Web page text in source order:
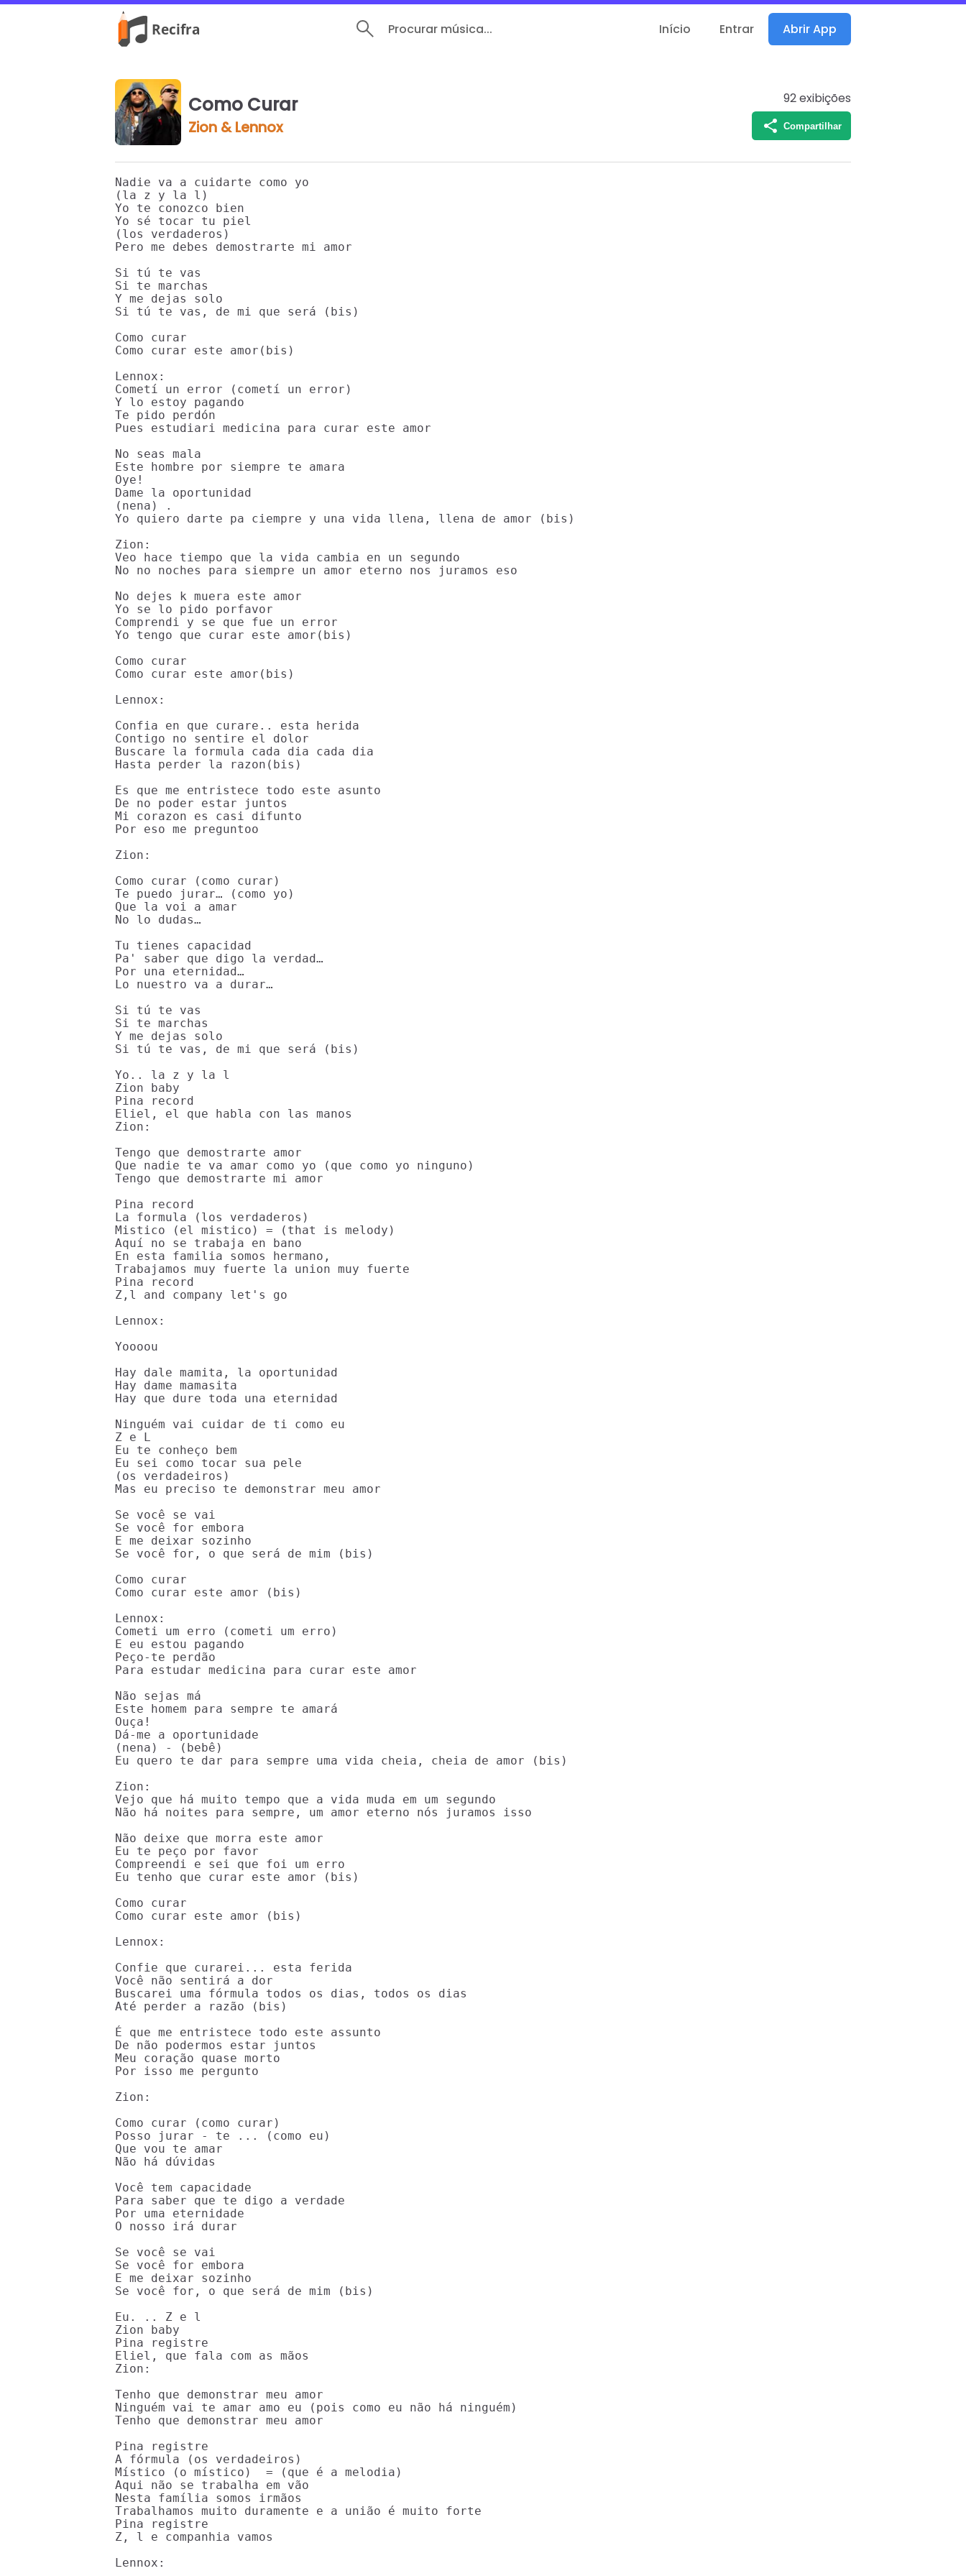
Procurar música... Início Entrar Abrir App
Como Curar
Zion & Lennox
92exibições
Compartilhar
Nadie va a cuidarte como yo
(la z y la l)
Yo te conozco bien
Yo sé tocar tu piel
(los verdaderos)
Pero me debes demostrarte mi amor
Si tú te vas
Si te marchas
Y me dejas solo
Si tú te vas, de mi que será (bis)
Como curar
Como curar este amor(bis)
Lennox:
Cometí un error (cometí un error)
Y lo estoy pagando
Te pido perdón
Pues estudiari medicina para curar este amor
No seas mala
Este hombre por siempre te amara
Oye!
Dame la oportunidad
(nena) .
Yo quiero darte pa ciempre y una vida llena, llena de amor (bis)
Zion:
Veo hace tiempo que la vida cambia en un segundo
No no noches para siempre un amor eterno nos juramos eso
No dejes k muera este amor
Yo se lo pido porfavor
Comprendi y se que fue un error
Yo tengo que curar este amor(bis)
Como curar
Como curar este amor(bis)
Lennox:
Confia en que curare.. esta herida
Contigo no sentire el dolor
Buscare la formula cada dia cada dia
Hasta perder la razon(bis)
Es que me entristece todo este asunto
De no poder estar juntos
Mi corazon es casi difunto
Por eso me preguntoo
Zion:
Como curar (como curar)
Te puedo jurar… (como yo)
Que la voi a amar
No lo dudas…
Tu tienes capacidad
Pa' saber que digo la verdad…
Por una eternidad…
Lo nuestro va a durar…
Si tú te vas
Si te marchas
Y me dejas solo
Si tú te vas, de mi que será (bis)
Yo.. la z y la l
Zion baby
Pina record
Eliel, el que habla con las manos
Zion:
Tengo que demostrarte amor
Que nadie te va amar como yo (que como yo ninguno)
Tengo que demostrarte mi amor
Pina record
La formula (los verdaderos)
Mistico (el mistico) = (that is melody)
Aquí no se trabaja en bano
En esta familia somos hermano,
Trabajamos muy fuerte la union muy fuerte
Pina record
Z,l and company let's go
Lennox:
Yoooou
Hay dale mamita, la oportunidad
Hay dame mamasita
Hay que dure toda una eternidad
Ninguém vai cuidar de ti como eu
Z e L
Eu te conheço bem
Eu sei como tocar sua pele
(os verdadeiros)
Mas eu preciso te demonstrar meu amor
Se você se vai
Se você for embora
E me deixar sozinho
Se você for, o que será de mim (bis)
Como curar
Como curar este amor (bis)
Lennox:
Cometi um erro (cometi um erro)
E eu estou pagando
Peço-te perdão
Para estudar medicina para curar este amor
Não sejas má
Este homem para sempre te amará
Ouça!
Dá-me a oportunidade
(nena) - (bebê)
Eu quero te dar para sempre uma vida cheia, cheia de amor (bis)
Zion:
Vejo que há muito tempo que a vida muda em um segundo
Não há noites para sempre, um amor eterno nós juramos isso
Não deixe que morra este amor
Eu te peço por favor
Compreendi e sei que foi um erro
Eu tenho que curar este amor (bis)
Como curar
Como curar este amor (bis)
Lennox:
Confie que curarei... esta ferida
Você não sentirá a dor
Buscarei uma fórmula todos os dias, todos os dias
Até perder a razão (bis)
É que me entristece todo este assunto
De não podermos estar juntos
Meu coração quase morto
Por isso me pergunto
Zion:
Como curar (como curar)
Posso jurar - te ... (como eu)
Que vou te amar
Não há dúvidas
Você tem capacidade
Para saber que te digo a verdade
Por uma eternidade
O nosso irá durar
Se você se vai
Se você for embora
E me deixar sozinho
Se você for, o que será de mim (bis)
Eu. .. Z e l
Zion baby
Pina registre
Eliel, que fala com as mãos
Zion:
Tenho que demonstrar meu amor
Ninguém vai te amar amo eu (pois como eu não há ninguém)
Tenho que demonstrar meu amor
Pina registre
A fórmula (os verdadeiros)
Místico (o místico)  = (que é a melodia)
Aqui não se trabalha em vão
Nesta família somos irmãos
Trabalhamos muito duramente e a união é muito forte
Pina registre
Z, l e companhia vamos
Lennox: